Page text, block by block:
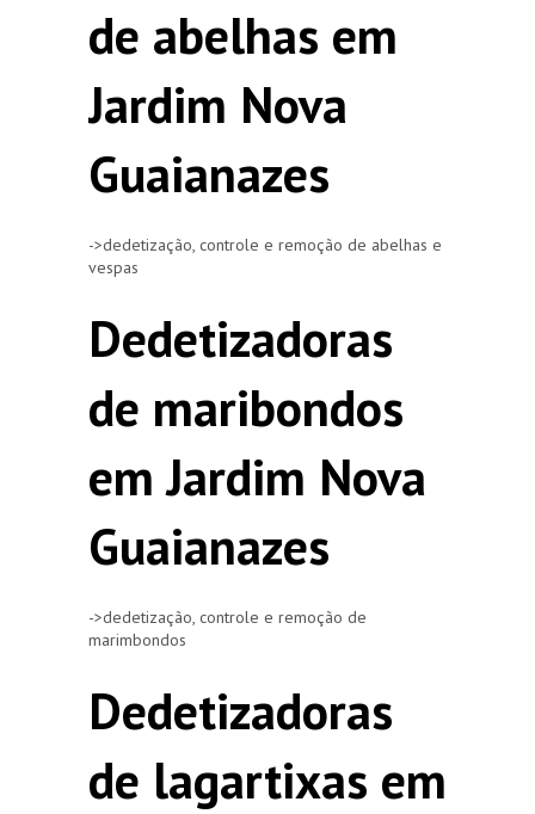
de abelhas em
Jardim Nova
Guaianazes
->dedetização, controle e remoção de abelhas e
vespas
Dedetizadoras
de maribondos
em Jardim Nova
Guaianazes
->dedetização, controle e remoção de
marimbondos
Dedetizadoras
de lagartixas em